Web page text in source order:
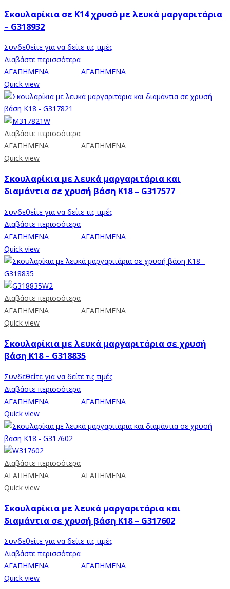
Σκουλαρίκια σε Κ14 χρυσό με λευκά μαργαριτάρια
– G318932
Συνδεθείτε για να δείτε τις τιμές
Διαβάστε περισσότερα
ΑΓΑΠΗΜΕΝΑ
ΑΓΑΠΗΜΕΝΑ
Quick view
Διαβάστε περισσότερα
ΑΓΑΠΗΜΕΝΑ
ΑΓΑΠΗΜΕΝΑ
Quick view
Σκουλαρίκια με λευκά μαργαριτάρια και
διαμάντια σε χρυσή βάση Κ18 – G317577
Συνδεθείτε για να δείτε τις τιμές
Διαβάστε περισσότερα
ΑΓΑΠΗΜΕΝΑ
ΑΓΑΠΗΜΕΝΑ
Quick view
Διαβάστε περισσότερα
ΑΓΑΠΗΜΕΝΑ
ΑΓΑΠΗΜΕΝΑ
Quick view
Σκουλαρίκια με λευκά μαργαριτάρια σε χρυσή
βάση Κ18 – G318835
Συνδεθείτε για να δείτε τις τιμές
Διαβάστε περισσότερα
ΑΓΑΠΗΜΕΝΑ
ΑΓΑΠΗΜΕΝΑ
Quick view
Διαβάστε περισσότερα
ΑΓΑΠΗΜΕΝΑ
ΑΓΑΠΗΜΕΝΑ
Quick view
Σκουλαρίκια με λευκά μαργαριτάρια και
διαμάντια σε χρυσή βάση Κ18 – G317602
Συνδεθείτε για να δείτε τις τιμές
Διαβάστε περισσότερα
ΑΓΑΠΗΜΕΝΑ
ΑΓΑΠΗΜΕΝΑ
Quick view